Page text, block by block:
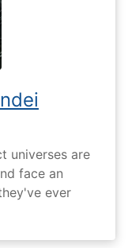
universes are
face an
ever